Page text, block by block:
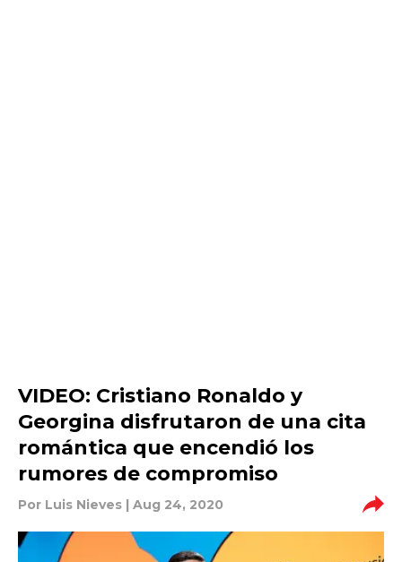
VIDEO: Cristiano Ronaldo y
Georgina disfrutaron de una cita
romántica que encendió los
rumores de compromiso
Por Luis Nieves | Aug 24, 2020